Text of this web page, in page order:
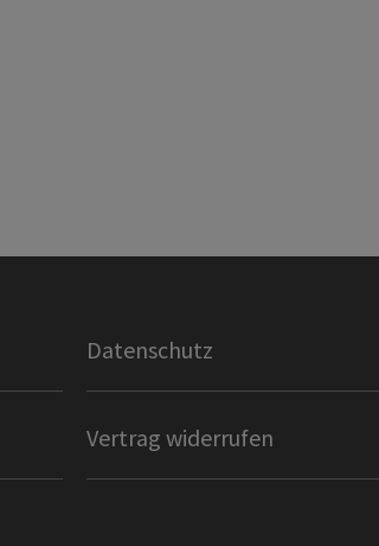
Datenschutz
Vertrag widerrufen